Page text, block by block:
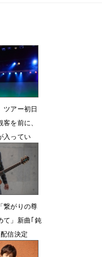
ツアー初日
を前に、
入ってい
38分
繋がりの尊
て」新曲｢鈍
信決定
00分